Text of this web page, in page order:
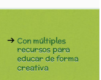
Con múltiples
recursos para
educar de forma
creativa